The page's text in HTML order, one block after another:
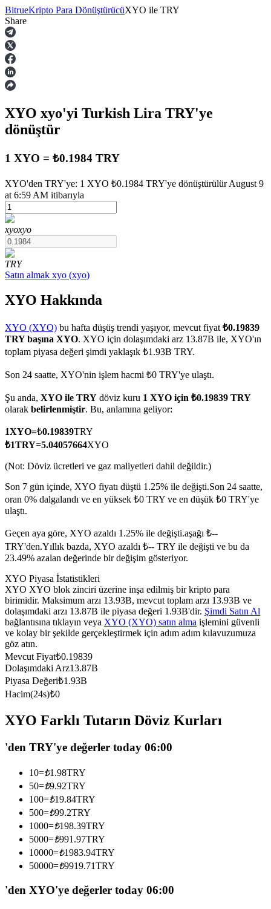
Vadeli İşlemler
USDT Vadeli İşlemleri
Teminat olarak USDT kullanan vadeli işlemler
COIN-M Vadeli İşlemleri
Kripto Para Vadeli İşlemleri
Hisse senetleri, döviz, değerli metaller ve emtia türevleri
USDC Vadeli İşlemleri
USDC'yi teminat olarak kullanan vadeli işlemler
Kopya Ticaret
En iyi traderlarla güçlerinizi birleştirin
Kopya Tüccarı Olun
Kâr paylaşımı ve kopya ticaret komisyonlarının tadını çıkarın
BitrueKripto Para DönüştürücüXYO ile TRY
Share
XYO xyo'yi Turkish Lira TRY'ye
dönüştür
1 XYO = ₺0.1984 TRY
XYO'den TRY'ye: 1 XYO ₺0.1984 TRY'ye dönüştürülür August 9
at 6:59 AM itibarıyla
xyoxyo
TRY
Satın almak xyo (xyo)
XYO Hakkında
XYO (XYO) bu hafta düşüş trendi yaşıyor, mevcut fiyat ₺0.19839
TRY başına XYO. XYO için dolaşımdaki arz 13.87B ile, XYO'ın
toplam piyasa değeri şimdi yaklaşık ₺1.93B TRY.
Son 24 saatte, XYO'nin işlem hacmi ₺0 TRY'ye ulaştı.
Şu anda, XYO ile TRY döviz kuru 1 XYO için ₺0.19839 TRY
olarak belirlenmiştir. Bu, anlamına geliyor:
1XYO=₺0.19839TRY
₺1TRY=5.04057664XYO
(Not: Döviz ücretleri ve gaz maliyetleri dahil değildir.)
Son 7 gün içinde, XYO fiyatı düştü 1.25% ile değişti.Son 24 saatte,
oran 0% dalgalandı ve en yüksek ₺0 TRY ve en düşük ₺0 TRY'ye
ulaştı.
Geçen aya göre, XYO azaldı 1.25% ile değişti.aşağı ₺--
TRY'den.Yıllık bazda, XYO azaldı ₺-- TRY ile değişti ve bu da
23.49% azalan değerinde bir değişim gösteriyor.
XYO Piyasa İstatistikleri
XYO XYO blok zinciri üzerine inşa edilmiş bir kripto para
birimidir. Maksimum arzı 13.93B, mevcut toplam arzı 13.93B ve
dolaşımdaki arzı 13.87B ile piyasa değeri 1.93B'dir. Şimdi Satın Al
bağlantısına tıklayın veya XYO (XYO) satın alma işlemini güvenli
ve kolay bir şekilde gerçekleştirmek için adım adım kılavuzumuza
göz atın.
Mevcut Fiyat₺0.19839
Dolaşımdaki Arz13.87B
Piyasa Değeri₺1.93B
Hacim(24s)₺0
XYO Farklı Tutarın Döviz Kurları
'den TRY'ye değerler today 06:00
10=₺1.98TRY
50=₺9.92TRY
100=₺19.84TRY
500=₺99.2TRY
1000=₺198.39TRY
5000=₺991.97TRY
10000=₺1983.94TRY
50000=₺9919.71TRY
'den XYO'ye değerler today 06:00